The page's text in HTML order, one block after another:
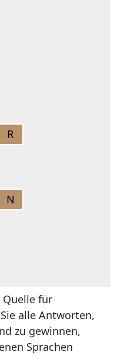
R
N
für
alle Antworten,
zu gewinnen,
Sprachen